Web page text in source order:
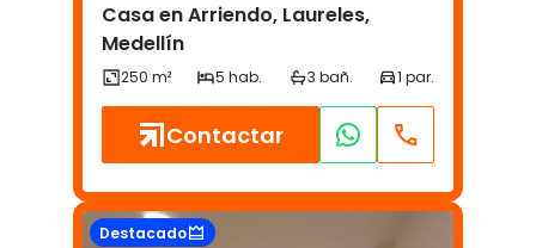
Casa en Arriendo, Laureles,
Medellín
Contactar
Destacado